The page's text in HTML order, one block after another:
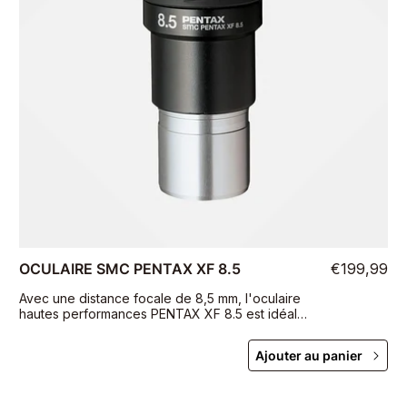
OCULAIRE SMC PENTAX XF 8.5
Avec une distance focale de 8,5 mm, l'oculaire
hautes performances PENTAX XF 8.5 est idéal
€199,99
Ajouter au panier